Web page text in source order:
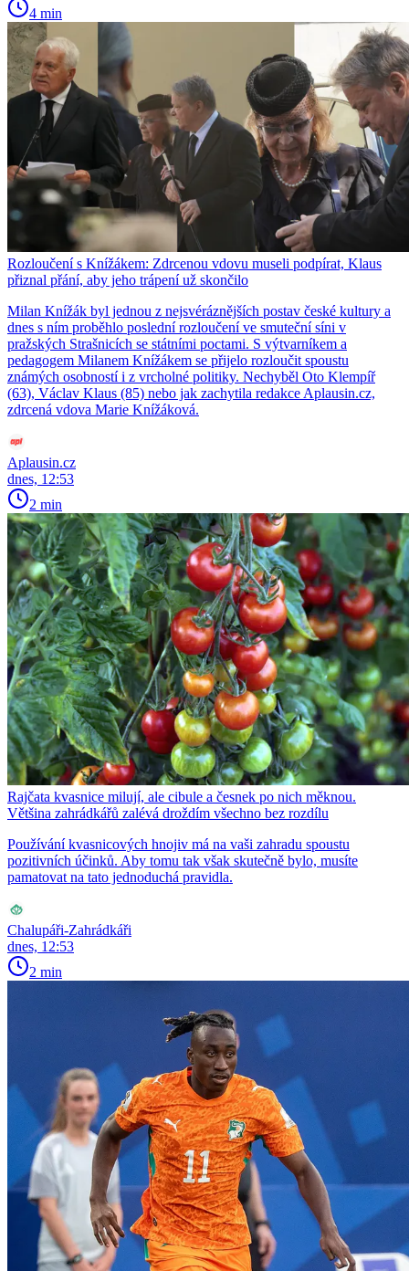
4 min
Rozloučení s Knížákem: Zdrcenou vdovu museli podpírat, Klaus
přiznal přání, aby jeho trápení už skončilo
Milan Knížák byl jednou z nejsvéráznějších postav české kultury a
dnes s ním proběhlo poslední rozloučení ve smuteční síni v
pražských Strašnicích se státními poctami. S výtvarníkem a
pedagogem Milanem Knížákem se přijelo rozloučit spoustu
známých osobností i z vrcholné politiky. Nechyběl Oto Klempíř
(63), Václav Klaus (85) nebo jak zachytila redakce Aplausin.cz,
zdrcená vdova Marie Knížáková.
Aplausin.cz
dnes, 12:53
2 min
Rajčata kvasnice milují, ale cibule a česnek po nich měknou.
Většina zahrádkářů zalévá droždím všechno bez rozdílu
Používání kvasnicových hnojiv má na vaši zahradu spoustu
pozitivních účinků. Aby tomu tak však skutečně bylo, musíte
pamatovat na tato jednoduchá pravidla.
Chalupáři-Zahrádkáři
dnes, 12:53
2 min